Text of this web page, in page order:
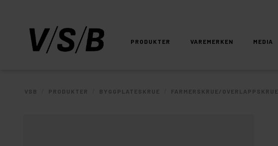
PRODUKTER VAREMERKEN MEDIA
VSB PRODUKTER BYGGPLATESKRUE FARMERSKRUE/OVERLAPPSKRUE